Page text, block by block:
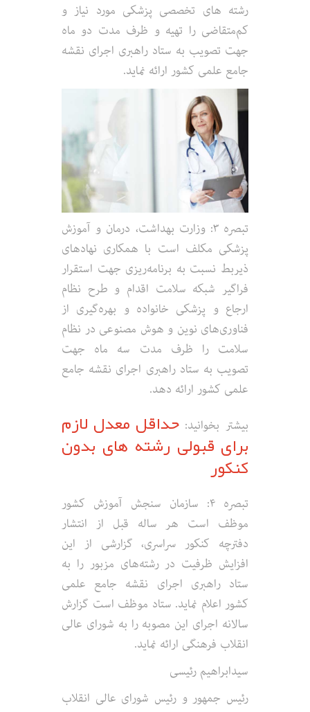
رشته های تخصصی پزشکی مورد نیاز و
کم‌متقاضی را تهیه و ظرف مدت دو ماه
جهت تصویب به ستاد راهبری اجرای نقشه
جامع علمی کشور ارائه نماید.
تبصره ۳: وزارت بهداشت، درمان و آموزش
پزشکی مکلف است با همکاری نهادهای
ذیربط نسبت به برنامه‌ریزی جهت استقرار
فراگیر شبکه سلامت اقدام و طرح نظام
ارجاع و پزشکی خانواده و بهره‌گیری از
فناوری‌های نوین و هوش مصنوعی در نظام
سلامت را ظرف مدت سه ماه جهت
تصویب به ستاد راهبری اجرای نقشه جامع
علمی کشور ارائه دهد.
بیشتر بخوانید:حداقل معدل لازم
برای قبولی رشته های بدون
کنکور
تبصره ۴: سازمان سنجش آموزش کشور
موظف است هر ساله قبل از انتشار
دفترچه کنکور سراسری، گزارشی از این
افزایش ظرفیت در رشته‌های مزبور را به
ستاد راهبری اجرای نقشه جامع علمی
کشور اعلام نماید. ستاد موظف است گزارش
سالانه اجرای این مصوبه را به شورای عالی
انقلاب فرهنگی ارائه نماید.
سیدابراهیم رئیسی
رئیس جمهور و رئیس شورای عالی انقلاب